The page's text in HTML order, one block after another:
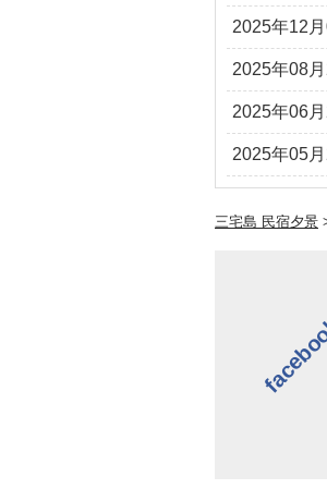
2025年12月
2025年08月
2025年06月
2025年05月
三宅島 民宿夕景